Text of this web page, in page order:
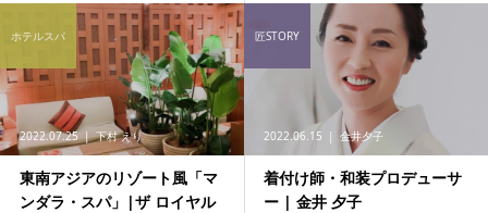
2022.07.25 下村 えり
東南アジアのリゾート風「マ
ンダラ・スパ」|ザ ロイヤル
ホテルスパ
2022.06.15 金井夕子
着付け師・和装プロデューサ
ー | 金井 夕子
匠STORY